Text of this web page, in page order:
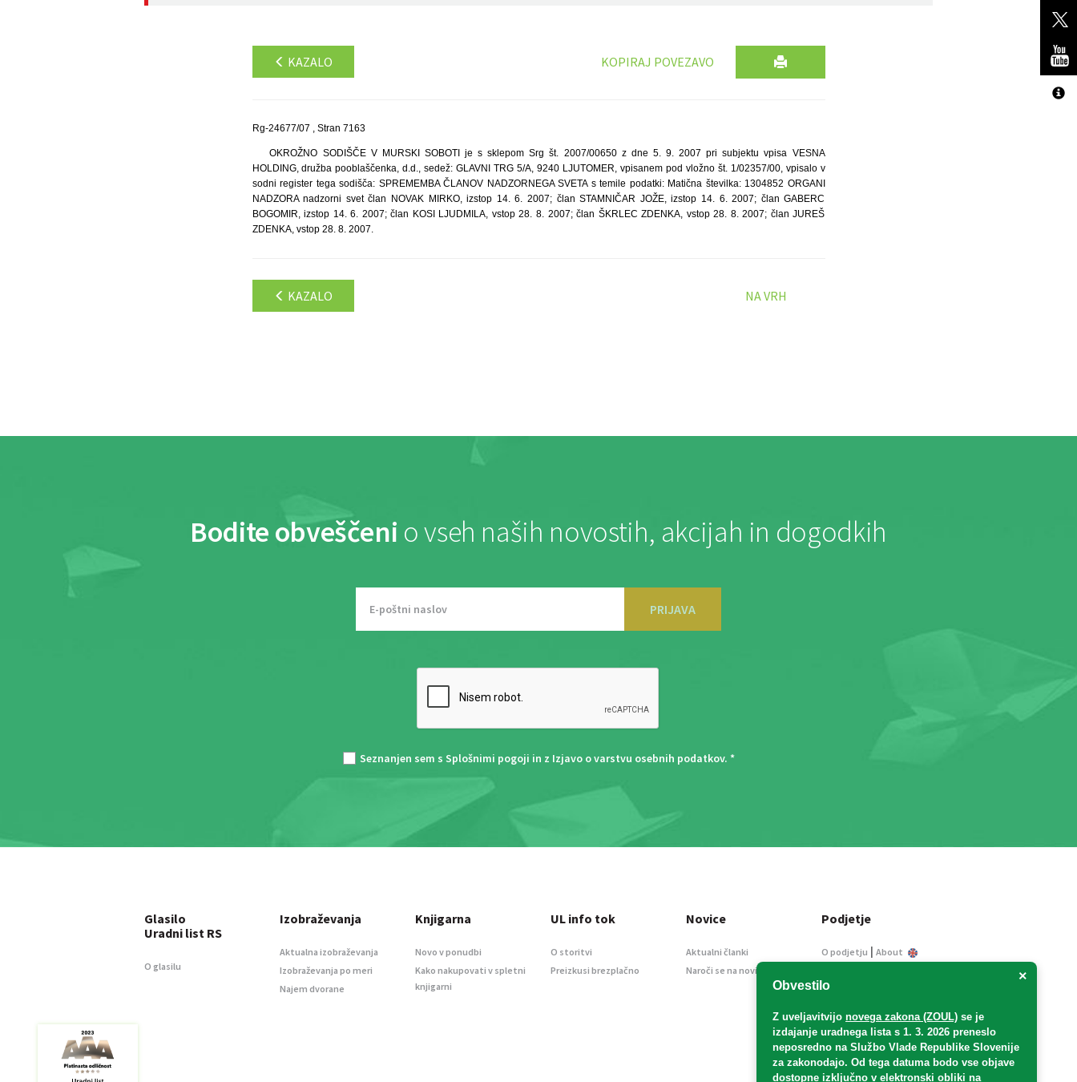
KAZALO KOPIRAJ POVEZAVO
Rg-24677/07 , Stran 7163
OKROŽNO SODIŠČE V MURSKI SOBOTI je s sklepom Srg št. 2007/00650 z dne 5. 9. 2007 pri subjektu vpisa VESNA
HOLDING, družba pooblaščenka, d.d., sedež: GLAVNI TRG 5/A, 9240 LJUTOMER, vpisanem pod vložno št. 1/02357/00, vpisalo v
sodni register tega sodišča: SPREMEMBA ČLANOV NADZORNEGA SVETA s temile podatki: Matična številka: 1304852 ORGANI
NADZORA nadzorni svet član NOVAK MIRKO, izstop 14. 6. 2007; član STAMNIČAR JOŽE, izstop 14. 6. 2007; član GABERC
BOGOMIR, izstop 14. 6. 2007; član KOSI LJUDMILA, vstop 28. 8. 2007; član ŠKRLEC ZDENKA, vstop 28. 8. 2007; član JUREŠ
ZDENKA, vstop 28. 8. 2007.
KAZALO NA VRH
Bodite obveščeni o vseh naših novostih, akcijah in dogodkih
PRIJAVA
Seznanjen sem s Splošnimi pogoji in z Izjavo o varstvu osebnih podatkov. *
×
Obvestilo
Z uveljavitvijo novega zakona (ZOUL) se je
izdajanje uradnega lista s 1. 3. 2026 preneslo
neposredno na Službo Vlade Republike Slovenije
za zakonodajo. Od tega datuma bodo vse objave
dostopne izključno v elektronski obliki na
Glasilo
Uradni list RS
O glasilu
Izobraževanja
Aktualna izobraževanja
Izobraževanja po meri
Najem dvorane
Knjigarna
Novo v ponudbi
Kako nakupovati v spletni
knjigarni
UL info tok
O storitvi
Preizkusi brezplačno
Novice
Aktualni članki
Naroči se na novice
Podjetje
O podjetju | About
Informacije javnega
Oglaševanje
Splošni pogoji
Izjava o varstvu osebnih
podatkov